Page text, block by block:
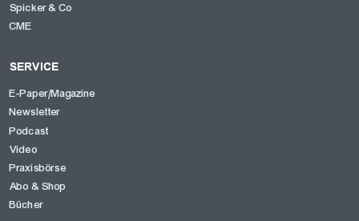
Spicker & Co
CME
SERVICE
E-Paper/Magazine
Newsletter
Podcast
Video
Praxisbörse
Abo & Shop
Bücher